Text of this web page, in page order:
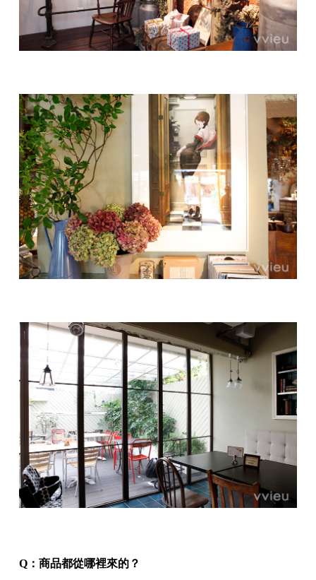
Q：商品都從哪裡來的？